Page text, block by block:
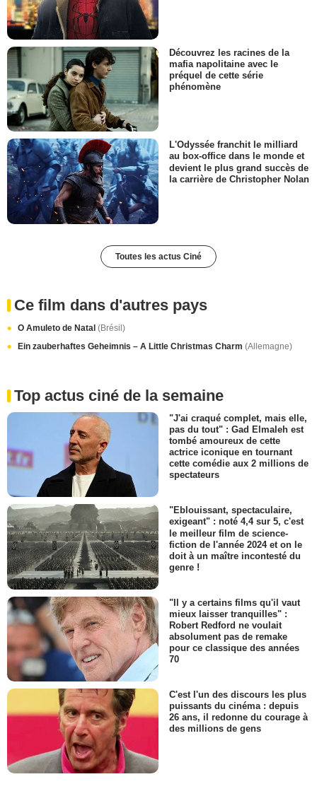
Découvrez les racines de la
mafia napolitaine avec le
préquel de cette série
phénomène
L'Odyssée franchit le milliard
au box-office dans le monde et
devient le plus grand succès de
la carrière de Christopher Nolan
Toutes les actus Ciné
Ce film dans d'autres pays
O Amuleto de Natal (Brésil)
Ein zauberhaftes Geheimnis – A Little Christmas Charm (Allemagne)
Top actus ciné de la semaine
"J'ai craqué complet, mais elle,
pas du tout" : Gad Elmaleh est
tombé amoureux de cette
actrice iconique en tournant
cette comédie aux 2 millions de
spectateurs
"Eblouissant, spectaculaire,
exigeant" : noté 4,4 sur 5, c'est
le meilleur film de science-
fiction de l'année 2024 et on le
doit à un maître incontesté du
genre !
"Il y a certains films qu'il vaut
mieux laisser tranquilles" :
Robert Redford ne voulait
absolument pas de remake
pour ce classique des années
70
C'est l'un des discours les plus
puissants du cinéma : depuis
26 ans, il redonne du courage à
des millions de gens